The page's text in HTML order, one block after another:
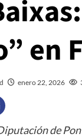
en
enero 22, 2026
de